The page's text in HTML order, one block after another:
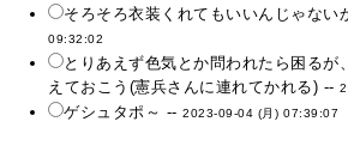
そろそろ衣装くれてもいいんじゃな
09:32:02
とりあえず色気とか問われたら困るが
えておこう(憲兵さんに連れてかれる) --
ゲシュタポ～ --2023-09-04 (月) 07:39:07